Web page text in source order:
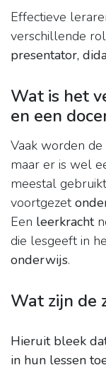
Effectieve
verschillende
presentator,
Wat is het
en een
Vaak worden
maar er is wel
meestal
voortgezet
Een leerkracht
die lesgeeft in
onderwijs.
Wat zijn de
Hieruit bleek
in hun lessen